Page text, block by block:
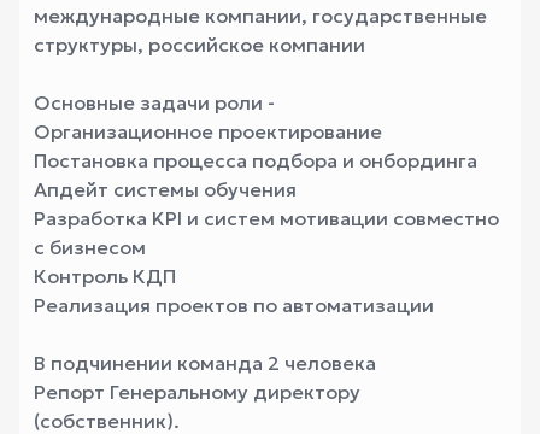
международные компании, государственные
структуры, российское компании
Основные задачи роли -
Организационное проектирование
Постановка процесса подбора и онбординга
Апдейт системы обучения
Разработка KPI и систем мотивации совместно
с бизнесом
Контроль КДП
Реализация проектов по автоматизации
В подчинении команда 2 человека
Репорт Генеральному директору
(собственник).